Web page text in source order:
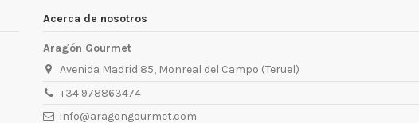
Acerca de nosotros
Aragón Gourmet
Avenida Madrid 85, Monreal del Campo (Teruel)
+34 978863474
info@aragongourmet.com